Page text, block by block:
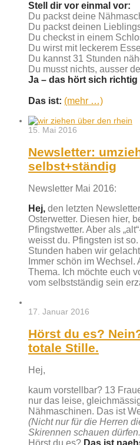
Stell dir vor einmal vor:
Du packst deine
Du packst deinen
Du checkst in einem
Du wirst mit leckerem
Du kannst 31 Stunden
Du musst nichts, ausser
Ja – das hört sich richtig
Das ist: (mehr …)
15. Mai 2016
Newsletter:
selbst+ständig
Newsletter Mai 2016:
Hej, den letzten
Osterwetter. Diesen hier,
Pfingstwetter. Aber als
weisst du. Pfingsten ist
Stunden haben wir
Immer schön im
Thema. Ich möchte euch
vom selbstständig sein
17. Januar 2016
Hörst du es?
totale Stille.
Hej,
kaum vorstellbar? 13
nur das leise,
Nähmaschinen. Das ist
(Nicht nur für die Herren
Skirennen schauen
Hörst du es? Das ist